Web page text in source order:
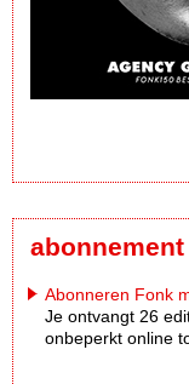
Abonneren Fonk
Je ontvangt 26
onbeperkt online